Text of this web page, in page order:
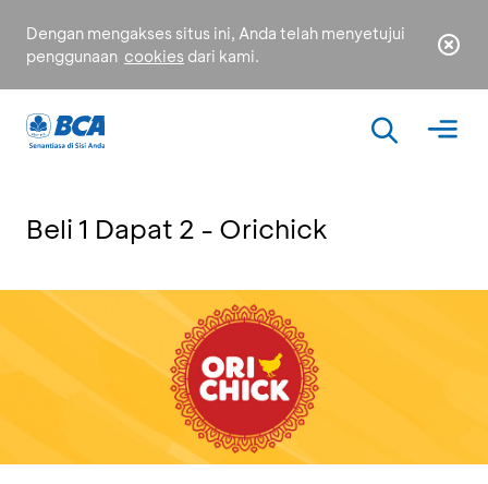
Dengan mengakses situs ini, Anda telah menyetujui
penggunaan cookies dari kami.
Beli 1 Dapat 2 - Orichick